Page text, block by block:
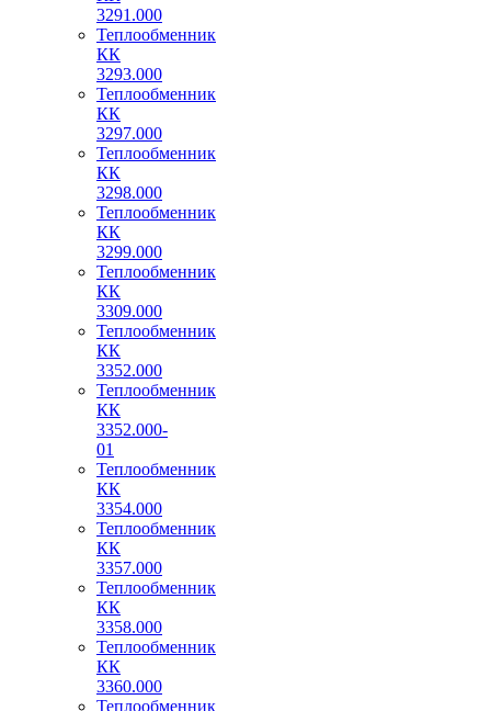
3291.000
Теплообменник
КК
3293.000
Теплообменник
КК
3297.000
Теплообменник
КК
3298.000
Теплообменник
КК
3299.000
Теплообменник
КК
3309.000
Теплообменник
КК
3352.000
Теплообменник
КК
3352.000-
01
Теплообменник
КК
3354.000
Теплообменник
КК
3357.000
Теплообменник
КК
3358.000
Теплообменник
КК
3360.000
Теплообменник